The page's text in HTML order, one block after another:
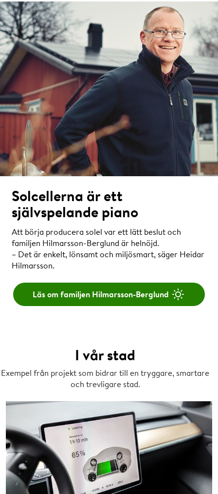
Solcellerna är ett
självspelande piano
Att börja producera solel var ett lätt beslut och
familjen Hilmarsson-Berglund är helnöjd.
– Det är enkelt, lönsamt och miljösmart, säger Heidar
Hilmarsson.
Läs om familjen Hilmarsson-Berglund
I vår stad
Exempel från projekt som bidrar till en tryggare, smartare
och trevligare stad.